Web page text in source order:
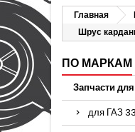
Главная
Шрус
ПО МАРКАМ
Запчасти
для ГАЗ